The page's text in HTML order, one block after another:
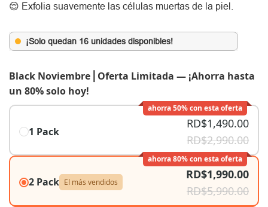
😌 Exfolia suavemente las células muertas de la piel.
¡Solo quedan 16 unidades disponibles!
Black Noviembre⎪Oferta Limitada — ¡Ahorra hasta
un 80% solo hoy!
ahorra 50% con esta oferta
1 Pack
RD$1,490.00
RD$2,990.00
ahorra 80% con esta oferta
2 Pack El más vendidos
RD$1,990.00
RD$5,990.00